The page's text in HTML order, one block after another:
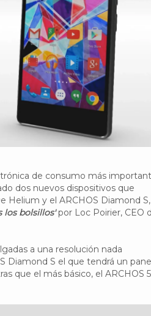
de consumo más
dos nuevos dispositivos que
Helium y el ARCHOS Diamond S,
los bolsillos'por Loc Poirier, CEO
a una resolución nada
Diamond S el que tendrá un
que el más básico, el ARCHOS